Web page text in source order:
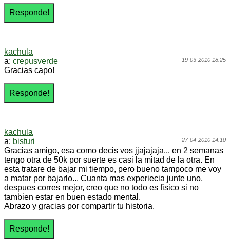
kachula
19-03-2010 18:25
a: crepusverde
Gracias capo!
kachula
27-04-2010 14:10
a: bisturi
Gracias amigo, esa como decis vos jjajajaja... en 2 semanas
tengo otra de 50k por suerte es casi la mitad de la otra. En
esta tratare de bajar mi tiempo, pero bueno tampoco me voy
a matar por bajarlo... Cuanta mas experiecia junte uno,
despues corres mejor, creo que no todo es fisico si no
tambien estar en buen estado mental.
Abrazo y gracias por compartir tu historia.